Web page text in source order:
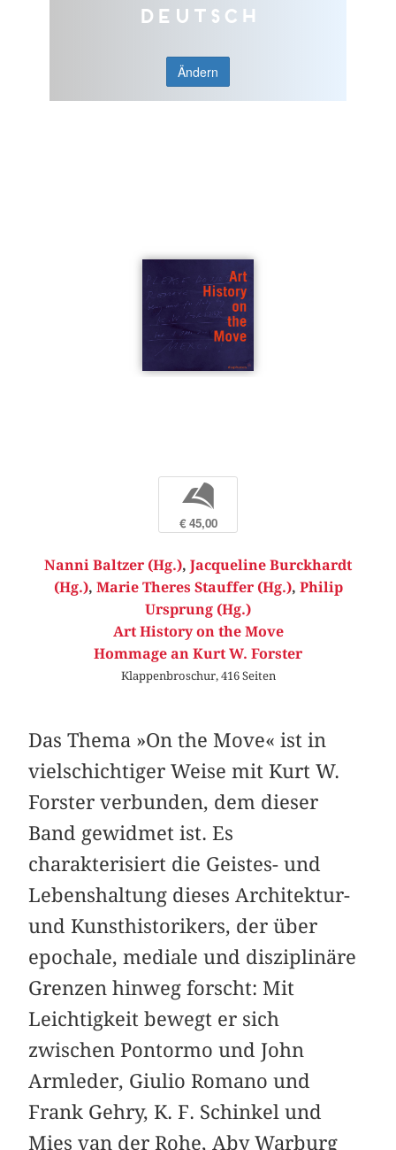
Deutsch
Ändern
b
€ 45,00
Nanni Baltzer (Hg.), Jacqueline Burckhardt
(Hg.), Marie Theres Stauffer (Hg.), Philip
Ursprung (Hg.)
Art History on the Move
Hommage an Kurt W. Forster
Klappenbroschur, 416 Seiten
Das Thema »On the Move« ist in
vielschichtiger Weise mit Kurt W.
Forster verbunden, dem dieser
Band gewidmet ist. Es
charakterisiert die Geistes- und
Lebenshaltung dieses Architektur-
und Kunsthistorikers, der über
epochale, mediale und disziplinäre
Grenzen hinweg forscht: Mit
Leichtigkeit bewegt er sich
zwischen Pontormo und John
Armleder, Giulio Romano und
Frank Gehry, K. F. Schinkel und
Mies van der Rohe, Aby Warburg